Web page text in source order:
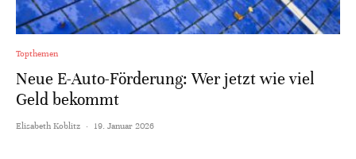
Topthemen
Neue E-Auto-Förderung: Wer jetzt wie viel
Geld bekommt
Elisabeth Koblitz · 19. Januar 2026